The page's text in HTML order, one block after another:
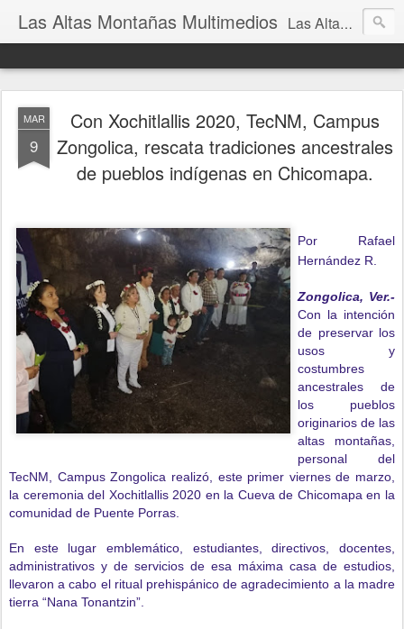
Las Altas Montañas Multimedios Las Altas Montañas Multimedios
MAR
9
Con Xochitlallis 2020, TecNM, Campus
Zongolica, rescata tradiciones ancestrales
de pueblos indígenas en Chicomapa.
Por Rafael
Hernández R.
Zongolica, Ver.-
Con la intención
de preservar los
usos y
costumbres
ancestrales de
los pueblos
originarios de las
altas montañas,
personal del
TecNM, Campus Zongolica realizó, este primer viernes de marzo,
la ceremonia del Xochitlallis 2020 en la Cueva de Chicomapa en la
comunidad de Puente Porras.
En este lugar emblemático, estudiantes, directivos, docentes,
administrativos y de servicios de esa máxima casa de estudios,
llevaron a cabo el ritual prehispánico de agradecimiento a la madre
tierra “Nana Tonantzin”.